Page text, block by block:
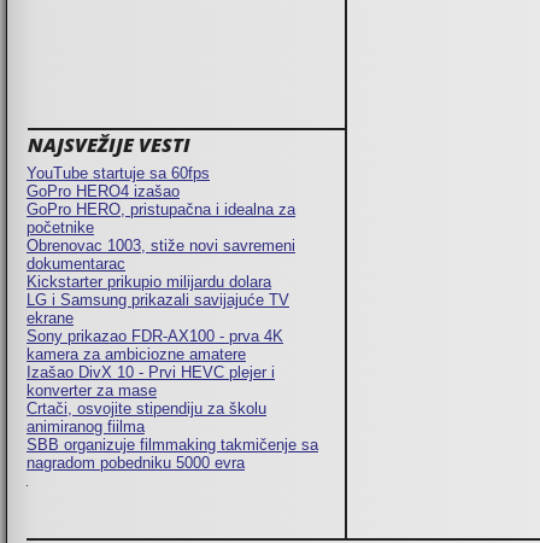
NAJSVEŽIJE VESTI
YouTube startuje sa 60fps
GoPro HERO4 izašao
GoPro HERO, pristupačna i idealna za
početnike
Obrenovac 1003, stiže novi savremeni
dokumentarac
Kickstarter prikupio milijardu dolara
LG i Samsung prikazali savijajuće TV
ekrane
Sony prikazao FDR-AX100 - prva 4K
kamera za ambiciozne amatere
Izašao DivX 10 - Prvi HEVC plejer i
konverter za mase
Crtači, osvojite stipendiju za školu
animiranog fiilma
SBB organizuje filmmaking takmičenje sa
nagradom pobedniku 5000 evra